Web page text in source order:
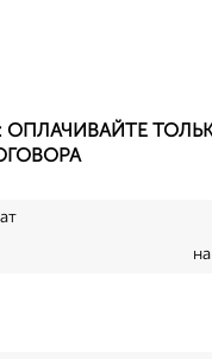
ОПЛАЧИВАЙТЕ